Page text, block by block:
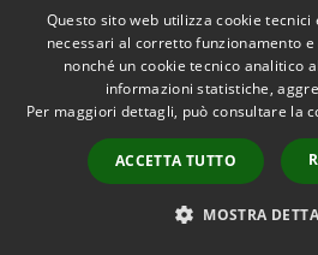
Dichiarazione di accessibilità
Accessibilità
Questo sito web utilizza cookie
necessari al corretto funzionamento
nonché un cookie tecnico analitico
informazioni statistiche,
Per maggiori dettagli, può consultare la
ACCETTA TUTTO
MOSTRA